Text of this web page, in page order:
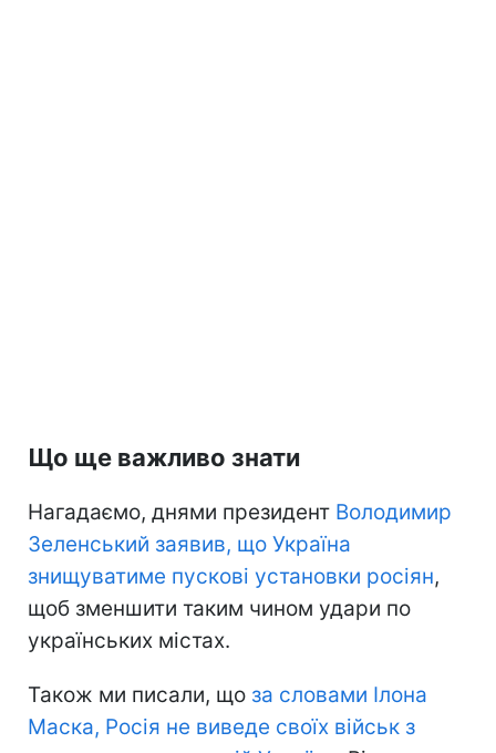
Що ще важливо знати
Нагадаємо, днями президент Володимир
Зеленський заявив, що Україна
знищуватиме пускові установки росіян,
щоб зменшити таким чином удари по
українських містах.
Також ми писали, що за словами Ілона
Маска, Росія не виведе своїх військ з